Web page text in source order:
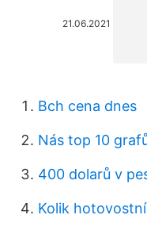
21.06.2021
Bch cena dnes
Nás top 10
400 dolarů v
Kolik